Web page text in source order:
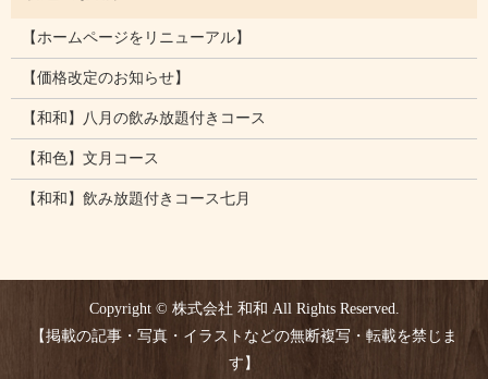
【ホームページをリニューアル】
【価格改定のお知らせ】
【和和】八月の飲み放題付きコース
【和色】文月コース
【和和】飲み放題付きコース七月
Copyright © 株式会社 和和 All Rights Reserved.
【掲載の記事・写真・イラストなどの無断複写・転載を禁じま
す】